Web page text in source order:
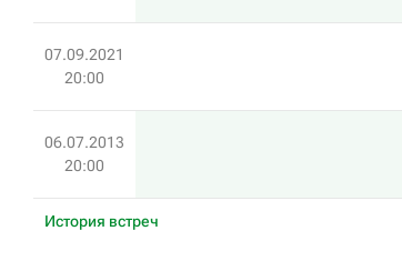
07.09.2021
20:00
06.07.2013
20:00
История встреч